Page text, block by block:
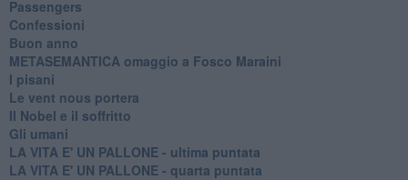
Passengers
Confessioni
Buon anno
METASEMANTICA omaggio a Fosco Maraini
I pisani
Le vent nous portera
Il Nobel e il soffritto
Gli umani
LA VITA E' UN PALLONE - ultima puntata
LA VITA E' UN PALLONE - quarta puntata